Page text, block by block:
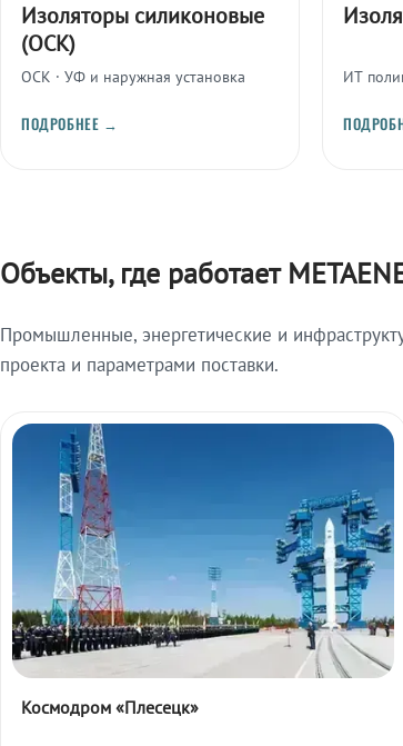
Изоляторы силиконовые
(ОСК)
ОСК · УФ и наружная установка
ПОДРОБНЕЕ →
ИТ
Объекты, где работает
Промышленные, энергетические и
проекта и параметрами поставки.
Космодром «Плесецк»